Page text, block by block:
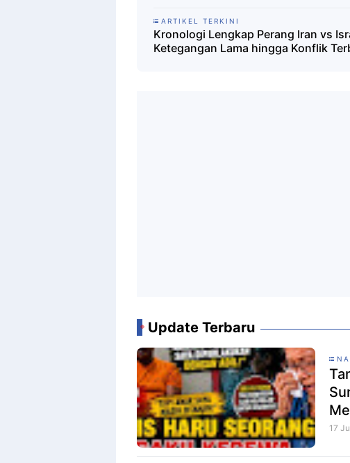
ARTIKEL TERKINI
Kronologi Lengkap Perang Iran vs
Ketegangan Lama hingga Konflik
Update Terbaru
17